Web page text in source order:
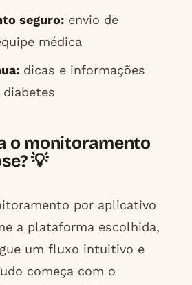
seguro:envio de
médica
dicas e informações
o monitoramento
💡
por aplicativo
a plataforma escolhida,
um fluxo intuitivo e
começa com o